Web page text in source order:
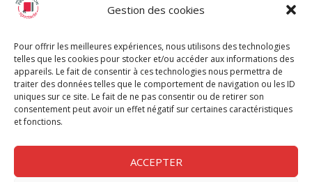
Gestion des cookies
Pour offrir les meilleures expériences, nous utilisons des technologies
telles que les cookies pour stocker et/ou accéder aux informations des
appareils. Le fait de consentir à ces technologies nous permettra de
traiter des données telles que le comportement de navigation ou les ID
uniques sur ce site. Le fait de ne pas consentir ou de retirer son
consentement peut avoir un effet négatif sur certaines caractéristiques
et fonctions.
ACCEPTER
Chèque Intermittents
Chèque Compta
Chèque Emploi Spectacle
G-Pods
Profession Audio-visuel